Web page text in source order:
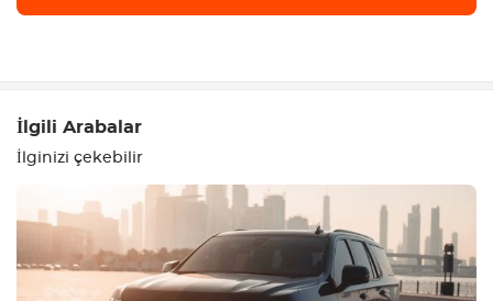
İlgili Arabalar
İlginizi çekebilir